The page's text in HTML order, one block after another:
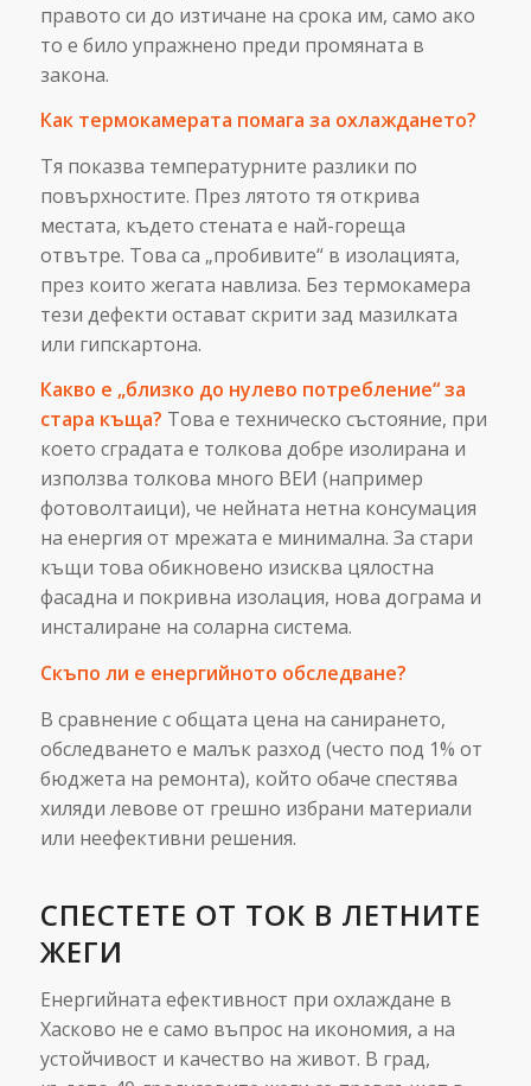
правото си до изтичане на срока им, само ако
то е било упражнено преди промяната в
закона.
Как термокамерата помага за охлаждането?
Тя показва температурните разлики по
повърхностите. През лятото тя открива
местата, където стената е най-гореща
отвътре. Това са „пробивите“ в изолацията,
през които жегата навлиза. Без термокамера
тези дефекти остават скрити зад мазилката
или гипскартона.
Какво е „близко до нулево потребление“ за
стара къща? Това е техническо състояние, при
което сградата е толкова добре изолирана и
използва толкова много ВЕИ (например
фотоволтаици), че нейната нетна консумация
на енергия от мрежата е минимална. За стари
къщи това обикновено изисква цялостна
фасадна и покривна изолация, нова дограма и
инсталиране на соларна система.
Скъпо ли е енергийното обследване?
В сравнение с общата цена на санирането,
обследването е малък разход (често под 1% от
бюджета на ремонта), който обаче спестява
хиляди левове от грешно избрани материали
или неефективни решения.
СПЕСТЕТЕ ОТ ТОК В ЛЕТНИТЕ
ЖЕГИ
Енергийната ефективност при охлаждане в
Хасково не е само въпрос на икономия, а на
устойчивост и качество на живот. В град,